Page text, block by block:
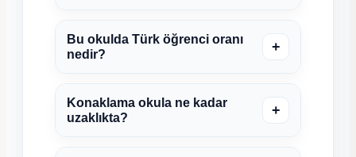
Bu okulda Türk öğrenci oranı
nedir?
+
Konaklama okula ne kadar
uzaklıkta?
+